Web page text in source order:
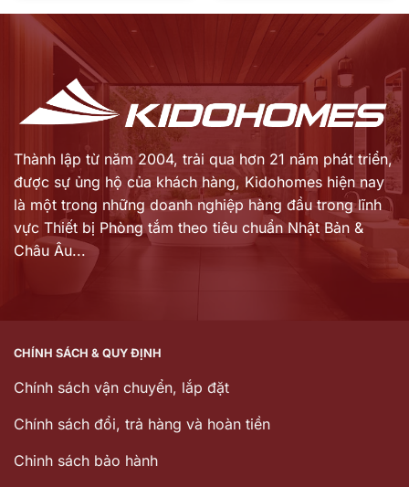
18.689.000 ₫.
14.577.420 ₫.
Thành lập từ năm 2004, trải qua hơn 21 năm phát triển,
được sự ủng hộ của khách hàng, Kidohomes hiện nay
là một trong những doanh nghiệp hàng đầu trong lĩnh
vực Thiết bị Phòng tắm theo tiêu chuẩn Nhật Bản &
Châu Âu...
CHÍNH SÁCH & QUY ĐỊNH
Chính sách vận chuyển, lắp đặt
Chính sách đổi, trả hàng và hoàn tiền
Chinh sách bảo hành